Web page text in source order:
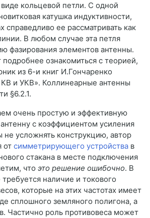
кольцевой петли. С одной
катушка индуктивности,
справедливо ее рассматривать как
В любом случае эта петля
фазирования элементов антенны.
подробнее ознакомиться с теорией,
из 6-и книг И.Гончаренко
КВ и УКВ». Коллинеарные антенны
§6.2.1.
очень простую и эффективную
с коэффициентом усиления
не усложнять конструкцию, автор
от симметрирующего устройства в
стакана в месте подключения
что это решение ошибочно. В
наличие и токового
которые на этих частотах имеет
сплошного земляного полигона, а
Частично роль противовеса может